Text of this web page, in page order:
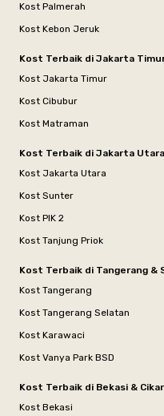
Kost Palmerah
Kost Kebon Jeruk
Kost Terbaik di Jakarta
Kost Jakarta Timur
Kost Cibubur
Kost Matraman
Kost Terbaik di Jakarta Utara
Kost Jakarta Utara
Kost Sunter
Kost PIK 2
Kost Tanjung Priok
Kost Terbaik di Tangerang &
Kost Tangerang
Kost Tangerang Selatan
Kost Karawaci
Kost Vanya Park BSD
Kost Terbaik di Bekasi &
Kost Bekasi